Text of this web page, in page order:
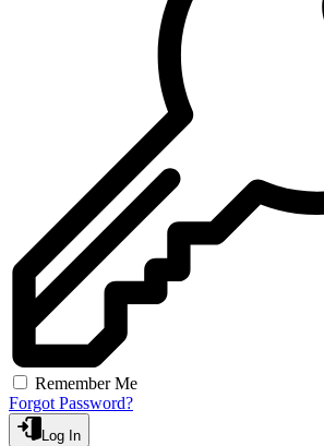
Remember Me
Forgot Password?
Log In